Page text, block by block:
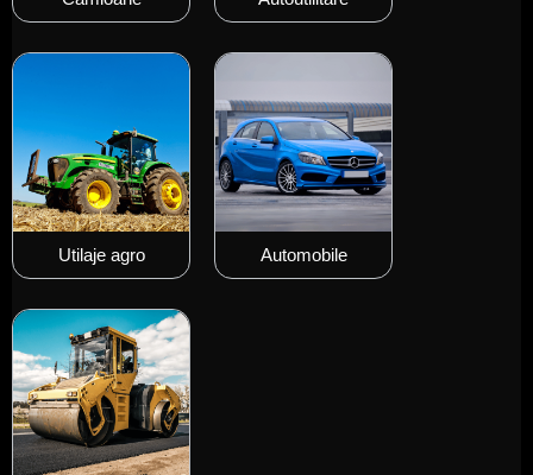
Utilaje agro Automobile